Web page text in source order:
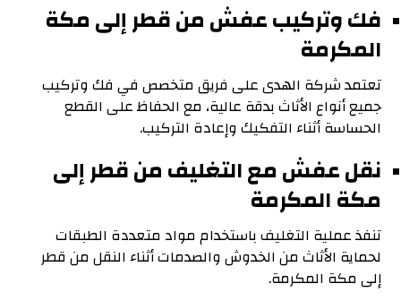
فك وتركيب عفش من قطر إلى مكة
المكرمة
تعتمد شركة الهدى على فريق متخصص في فك وتركيب
جميع أنواع الأثاث بدقة عالية، مع الحفاظ على القطع
الحساسة أثناء التفكيك وإعادة التركيب.
نقل عفش مع التغليف من قطر إلى
مكة المكرمة
تنفذ عملية التغليف باستخدام مواد متعددة الطبقات
لحماية الأثاث من الخدوش والصدمات أثناء النقل من قطر
إلى مكة المكرمة.